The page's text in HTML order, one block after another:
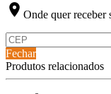
location_on Onde quer receber
Fechar
Produtos relacionados